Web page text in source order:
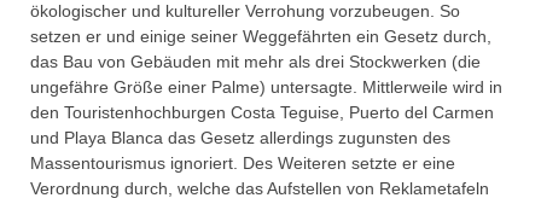
ökologischer und kultureller Verrohung vorzubeugen. So
setzen er und einige seiner Weggefährten ein Gesetz durch,
das Bau von Gebäuden mit mehr als drei Stockwerken (die
ungefähre Größe einer Palme) untersagte. Mittlerweile wird in
den Touristenhochburgen Costa Teguise, Puerto del Carmen
und Playa Blanca das Gesetz allerdings zugunsten des
Massentourismus ignoriert. Des Weiteren setzte er eine
Verordnung durch, welche das Aufstellen von Reklametafeln